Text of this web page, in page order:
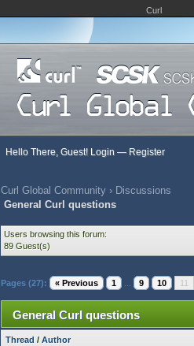
Curl
Hello There, Guest! Login — Register
Curl Global Community › Discussions
General Curl questions
Users browsing this forum:
89 Guest(s)
Pages (27): « Previous 1 9 10 11
General Curl questions
Thread / Author